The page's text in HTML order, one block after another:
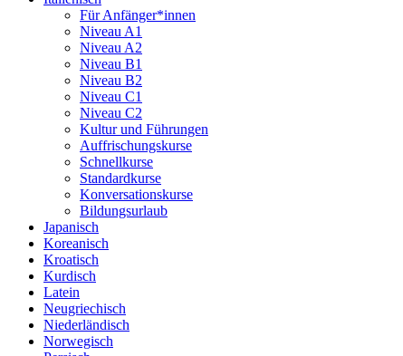
Für Anfänger*innen
Niveau A1
Niveau A2
Niveau B1
Niveau B2
Niveau C1
Niveau C2
Kultur und Führungen
Auffrischungskurse
Schnellkurse
Standardkurse
Konversationskurse
Bildungsurlaub
Japanisch
Koreanisch
Kroatisch
Kurdisch
Latein
Neugriechisch
Niederländisch
Norwegisch